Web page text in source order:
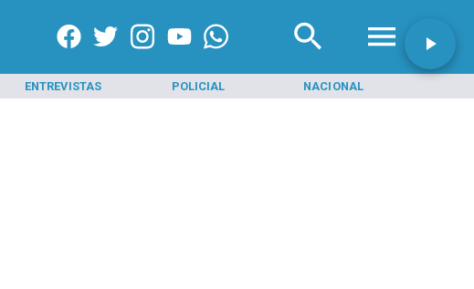
ENTREVISTAS POLICIAL NACIONAL